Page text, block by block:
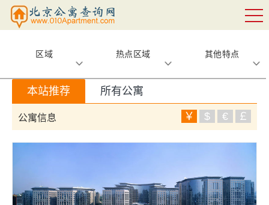
区域 热点区域 其他特点
本站推荐 所有公寓
公寓信息 ￥ $ € ￡